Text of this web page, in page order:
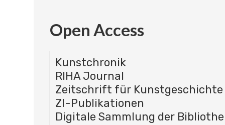
Open Access
Kunstchronik
RIHA Journal
Zeitschrift für Kunstgeschichte
ZI-Publikationen
Digitale Sammlung der